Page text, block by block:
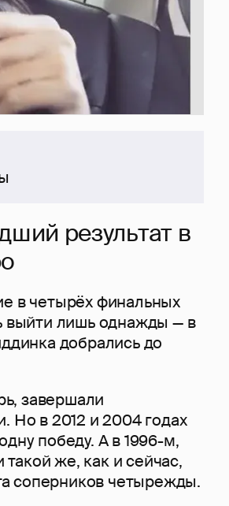
результат в
в четырёх финальных
выйти лишь однажды — в
добрались до
завершали
Но в 2012 и 2004 годах
победу. А в 1996-м,
такой же, как и сейчас,
соперников четырежды.